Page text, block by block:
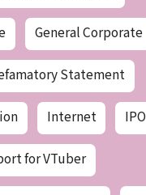
General Corporate
Statement
Internet IPO
for VTuber